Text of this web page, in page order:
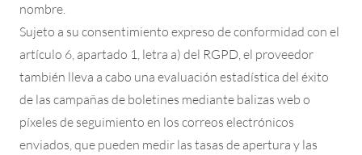
nombre.
Sujeto a su consentimiento expreso de conformidad con el
artículo 6, apartado 1, letra a) del RGPD, el proveedor
también lleva a cabo una evaluación estadística del éxito
de las campañas de boletines mediante balizas web o
píxeles de seguimiento en los correos electrónicos
enviados, que pueden medir las tasas de apertura y las